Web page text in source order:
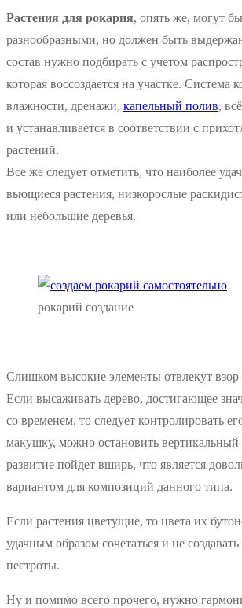
Растения для рокария, опять же, могут
разнообразными, но должен быть
состав нужно подбирать с учетом
которая воссоздается на участке. Система
влажности, дренажи, капельный полив,
и устанавливается в соответствии с
растений.
Все же следует отметить, что наиболее
вьющиеся растения, низкорослые
или небольшие деревья.
рокарий создание
Слишком высокие элементы отвлекут
Если высаживать дерево, достигающее
со временем, то следует контролировать
макушку, можно остановить вертикальный
развитие пойдет вширь, что является
вариантом для композиций данного типа.
Если растения цветущие, то цвета их
удачным образом сочетаться и не
пестроты.
Ну и помимо всего прочего, нужно